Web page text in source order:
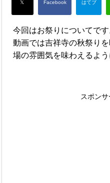
今回はお祭りについてです
動画では吉祥寺の秋祭り
場の雰囲気を味わえるよ
スポン